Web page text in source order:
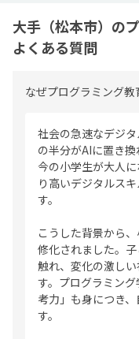
大手（松本市）の
よくある質問
なぜプログラミング教
社会の急速なデジ
の半分がAIに置き換
今の小学生が大人
り高いデジタルス
す。
こうした背景から
修化されました。
触れ、変化の激し
す。プログラミン
考力」も身につき
す。